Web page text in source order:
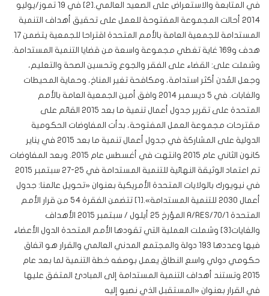
في المتابعة والاستعراض على الصعيد العالمي.[2] في 19 تموز/يوليو
2014 أحالت المجموعة المفتوحة للعمل على تحقيق أهداف التنمية
المستدامة للجمعية العامة بالأمم المتحدة اقتراحا للجمعية يتضمن 17
هدف و169 غاية تغطي مجموعة واسعة من قضايا التنمية المستدامة.
وشملت على: القضاء على الفقر والجوع وتحسين الصحة والتعليم،
وجعل المُدن أكثر استدامة، ومكافحة تغير المناخ، وحماية المحيطات
والغابات. في 5 ديسمبر 2014 وافق أمين الجمعية العامة بالأمم
المتحدة على تقرير جدول أعمال تنمية ما بعد 2015 القائم على
مقترحات مجموعة العمل المفتوحة، بدأت المفاوضات الحكومية
الدولية على المشاركة في جدول أعمال تنمية ما بعد 2015 في يناير
كانون الثاني عام 2015 وانتهت في أغسطس عام 2015. وبعد المفاوضات
تم اعتماد الوثيقة النهائية للتنمية المستدامة في 25-27 سبتمبر 2015
في نيويورك بالولايات المتحدة الأمريكية بعنوان «تحويل عالمنا: جدول
أعمال 2030 للتنمية المستدامة».[1] تتضمن الفقرة 54 من قرار الأمم
المتحدة A/RES/70/1 المؤرخ 25 أيلول / سبتمبر 2015 الأهداف
والغايات[3] وشملت العملية التي تقودها الأمم المتحدة الدول الأعضاء
فيها وعددها 193 دولة والمجتمع المدني العالمي والقرار هو اتفاق
حكومي دولي واسع النطاق يعمل بوصفه خطة التنمية لما بعد عام
2015 وتستند أهداف التنمية المستدامة إلى المبادئ المتفق عليها
في القرار بعنوان «المستقبل الذي نصبو إليه